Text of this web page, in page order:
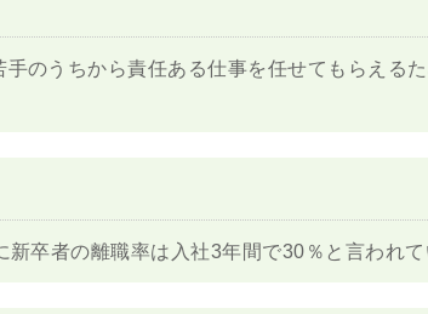
のうちから責任ある仕事を任せてもらえる
卒者の離職率は入社3年間で30％と言われ